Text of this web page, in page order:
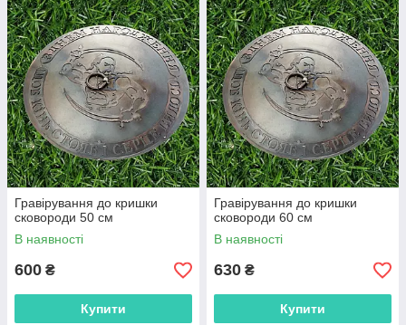
Гравірування до кришки
сковороди 50 см
В наявності
600 ₴
Купити
Гравірування до кришки
сковороди 60 см
В наявності
630 ₴
Купити